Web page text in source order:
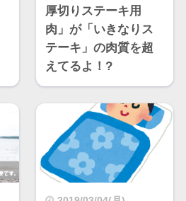
厚切りステーキ用
肉」が「いきなりス
テーキ」の肉質を超
えてるよ！?